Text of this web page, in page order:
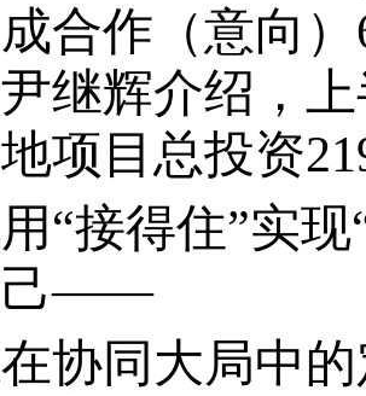
合作（意向
继辉介绍，
项目总投资
“接得住”实
己——
协同大局中